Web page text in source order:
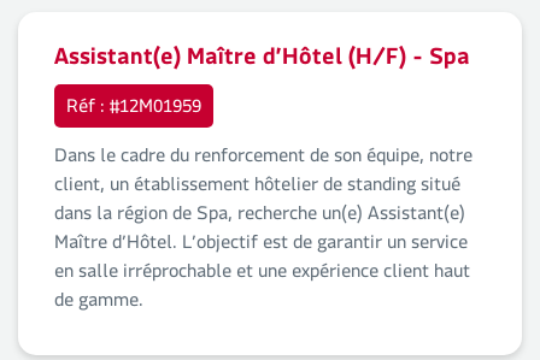
Assistant(e) Maître d’Hôtel (H/F) - Spa
Réf : #12M01959
Dans le cadre du renforcement de son équipe, notre
client, un établissement hôtelier de standing situé
dans la région de Spa, recherche un(e) Assistant(e)
Maître d’Hôtel. L’objectif est de garantir un service
en salle irréprochable et une expérience client haut
de gamme.